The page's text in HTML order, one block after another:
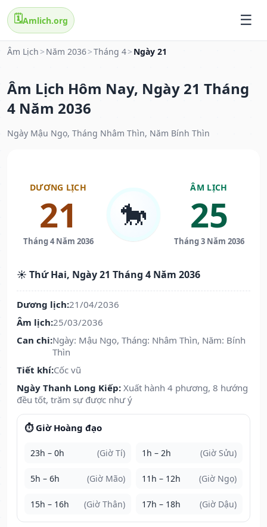
🗓️Amlich.org
Âm Lịch > Năm 2036>Tháng 4> Ngày 21
Âm Lịch Hôm Nay, Ngày 21 Tháng
4 Năm 2036
Ngày Mậu Ngọ, Tháng Nhâm Thìn, Năm Bính Thìn
DƯƠNG LỊCH
21
Tháng 4 Năm 2036
🐎
ÂM LỊCH
25
Tháng 3 Năm 2036
☀️ Thứ Hai, Ngày 21 Tháng 4 Năm 2036
Dương lịch:21/04/2036
Âm lịch:25/03/2036
Can chi:Ngày: Mậu Ngọ, Tháng: Nhâm Thìn, Năm: Bính
Thìn
Tiết khí:Cốc vũ
Ngày Thanh Long Kiếp: Xuất hành 4 phương, 8 hướng
đều tốt, trăm sự được như ý
⏱️ Giờ Hoàng đạo
23h – 0h (Giờ Tí) 1h – 2h (Giờ Sửu)
5h – 6h (Giờ Mão) 11h – 12h (Giờ Ngọ)
15h – 16h (Giờ Thân) 17h – 18h (Giờ Dậu)